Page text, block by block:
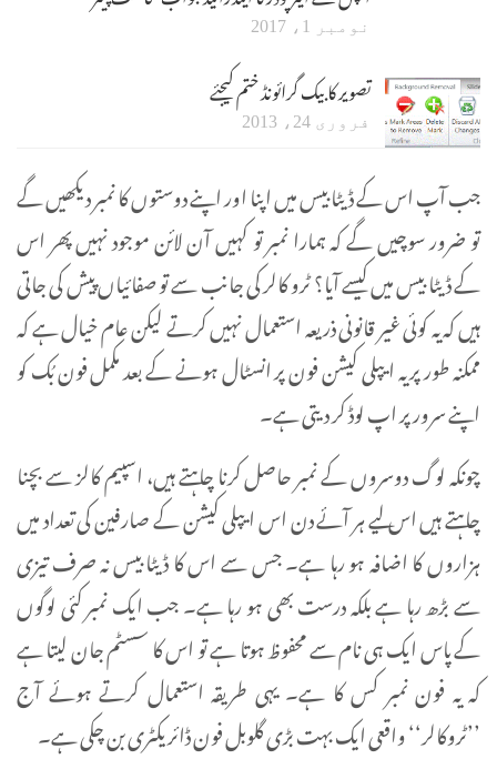
نومبر 1، 2017
تصویر کا بیک گرائونڈ ختم کیجئے
فروری 24، 2013
جب آپ اس کے ڈیٹا بیس میں اپنا اور اپنے دوستوں کا نمبر دیکھیں گے
تو ضرور سوچیں گے کہ ہمارا نمبر تو کہیں آن لائن موجود نہیں پھر اس
کے ڈیٹا بیس میں کیسے آیا؟ ٹرو کالر کی جانب سے تو صفائیاں پیش کی جاتی
ہیں کہ یہ کوئی غیر قانونی ذریعہ استعمال نہیں کرتے لیکن عام خیال ہے کہ
ممکنہ طور پر یہ ایپلی کیشن فون پر انسٹال ہونے کے بعد مکمل فون بُک کو
اپنے سرور پر اپ لوڈ کر دیتی ہے۔
چونکہ لوگ دوسروں کے نمبر حاصل کرنا چاہتے ہیں، اسپیم کالز سے بچنا
چاہتے ہیں اس لیے ہر آئے دن اس ایپلی کیشن کے صارفین کی تعداد میں
ہزاروں کا اضافہ ہو رہا ہے۔ جس سے اس کا ڈیٹا بیس نہ صرف تیزی
سے بڑھ رہا ہے بلکہ درست بھی ہو رہا ہے۔ جب ایک نمبر کئی لوگوں
کے پاس ایک ہی نام سے محفوظ ہوتا ہے تو اس کا سسٹم جان لیتا ہے
کہ یہ فون نمبر کس کا ہے۔ یہی طریقہ استعمال کرتے ہوئے آج
’’ٹروکالر‘‘ واقعی ایک بہت بڑی گلوبل فون ڈائریکٹری بن چکی ہے۔